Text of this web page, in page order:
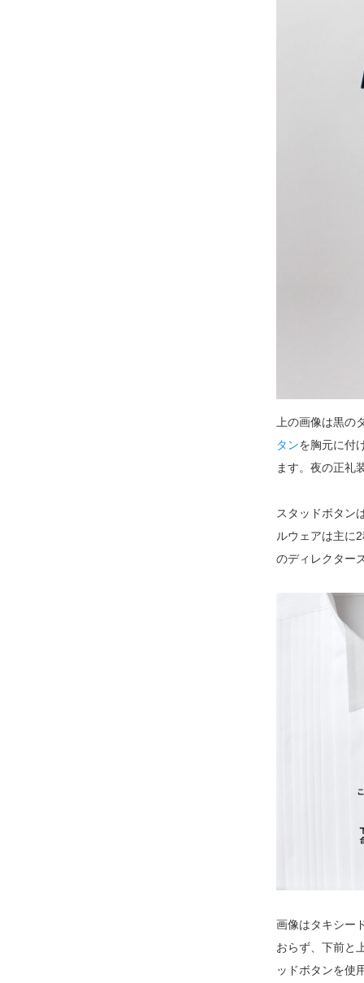
上の画像は黒の
タンを胸元に付
ます。夜の正礼
スタッドボタン
ルウェアは主に
のディレクター
画像はタキシー
おらず、下前と
ッドボタンを使